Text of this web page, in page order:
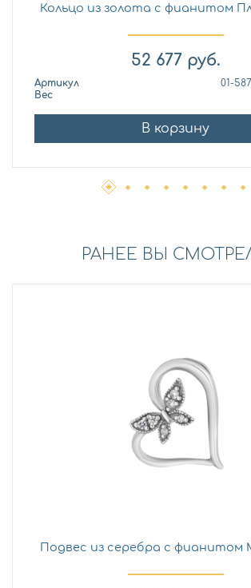
Кольцо из золота с фианитом
52 677 руб.
Артикул
01-
Вес
В корзину
РАНЕЕ ВЫ
Подвес из серебра с фианитом